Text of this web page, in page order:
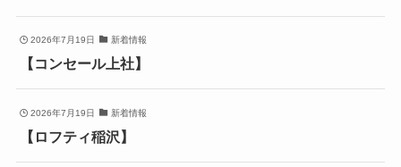
2026年7月19日 新着情報
【コンセール上社】
2026年7月19日 新着情報
【ロフティ稲沢】